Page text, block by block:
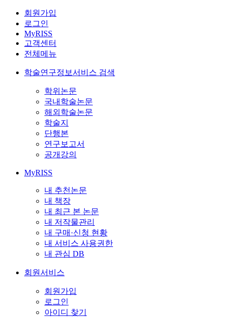
회원가입
로그인
MyRISS
고객센터
전체메뉴
학술연구정보서비스 검색
학위논문
국내학술논문
해외학술논문
학술지
단행본
연구보고서
공개강의
MyRISS
내 추천논문
내 책장
내 최근 본 논문
내 저작물관리
내 구매·신청 현황
내 서비스 사용권한
내 관심 DB
회원서비스
회원가입
로그인
아이디 찾기